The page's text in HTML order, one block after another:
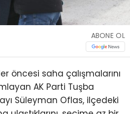
Youtube
ABONE OL
öncesi saha çalışmalarını
AK Parti Tuşba
Süleyman Oflas, ilçedeki